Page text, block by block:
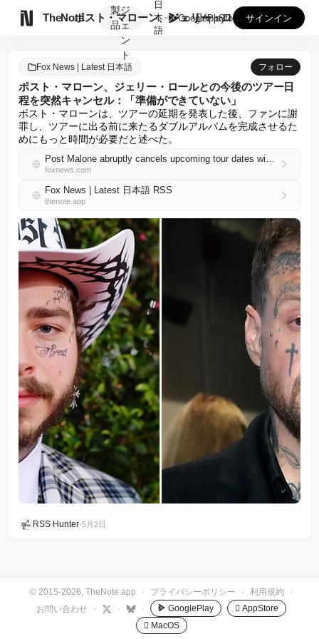
TheNote
製
品
ジ
ェ
ン
ト
ポスト・マローン、ジェリー・ロールとの今後のツアー日程を突然...
日
本
語
GooglePlay
AppStore サインイン
Fox News | Latest 日本語 フォロー
ポスト・マローン、ジェリー・ロールとの今後のツアー日
程を突然キャンセル：「準備ができていない」
ポスト・マローンは、ツアーの延期を発表した後、ファンに謝
罪し、ツアーに出る前に来たるダブルアルバムを完成させるた
めにもっと時間が必要だと述べた。
Post Malone abruptly cancels upcoming tour dates with Jelly Roll: ‘We ain’t ready’
foxnews.com
Fox News | Latest 日本語 RSS
thenote.app
RSS Hunter•5月2日
© 2015-2026, TheNote.app · プライバシーポリシー · 利用規約
·
お問い合わせ
· · · GooglePlay
 AppStore
 MacOS